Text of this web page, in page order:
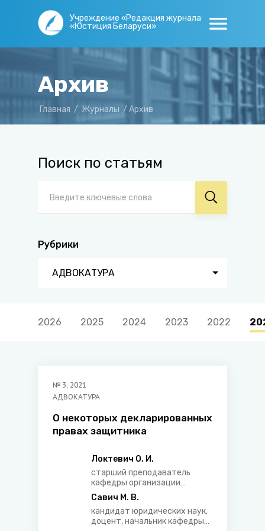
Учреждение «Редакция журнала
«Юстиция Беларуси»
Архив
Главная / Журналы / Архив
Поиск по статьям
Рубрики
АДВОКАТУРА
2026 2025 2024 2023 2022
№ 3, 2021
АДВОКАТУРА
О некоторых декларированных
правах защитника
Локтевич О. И.
старший преподаватель
кафедры организации
предварительного
расследования Института
повышения квалификации и
переподготовки кадров
Савич М. В.
кандидат юридических наук,
доцент, начальник кафедры